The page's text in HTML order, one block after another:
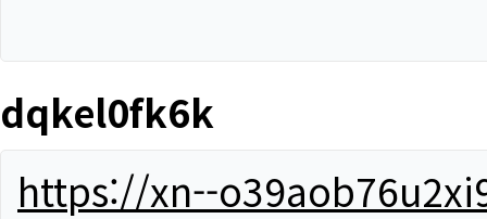
dqkel0fk6k
https://xn--